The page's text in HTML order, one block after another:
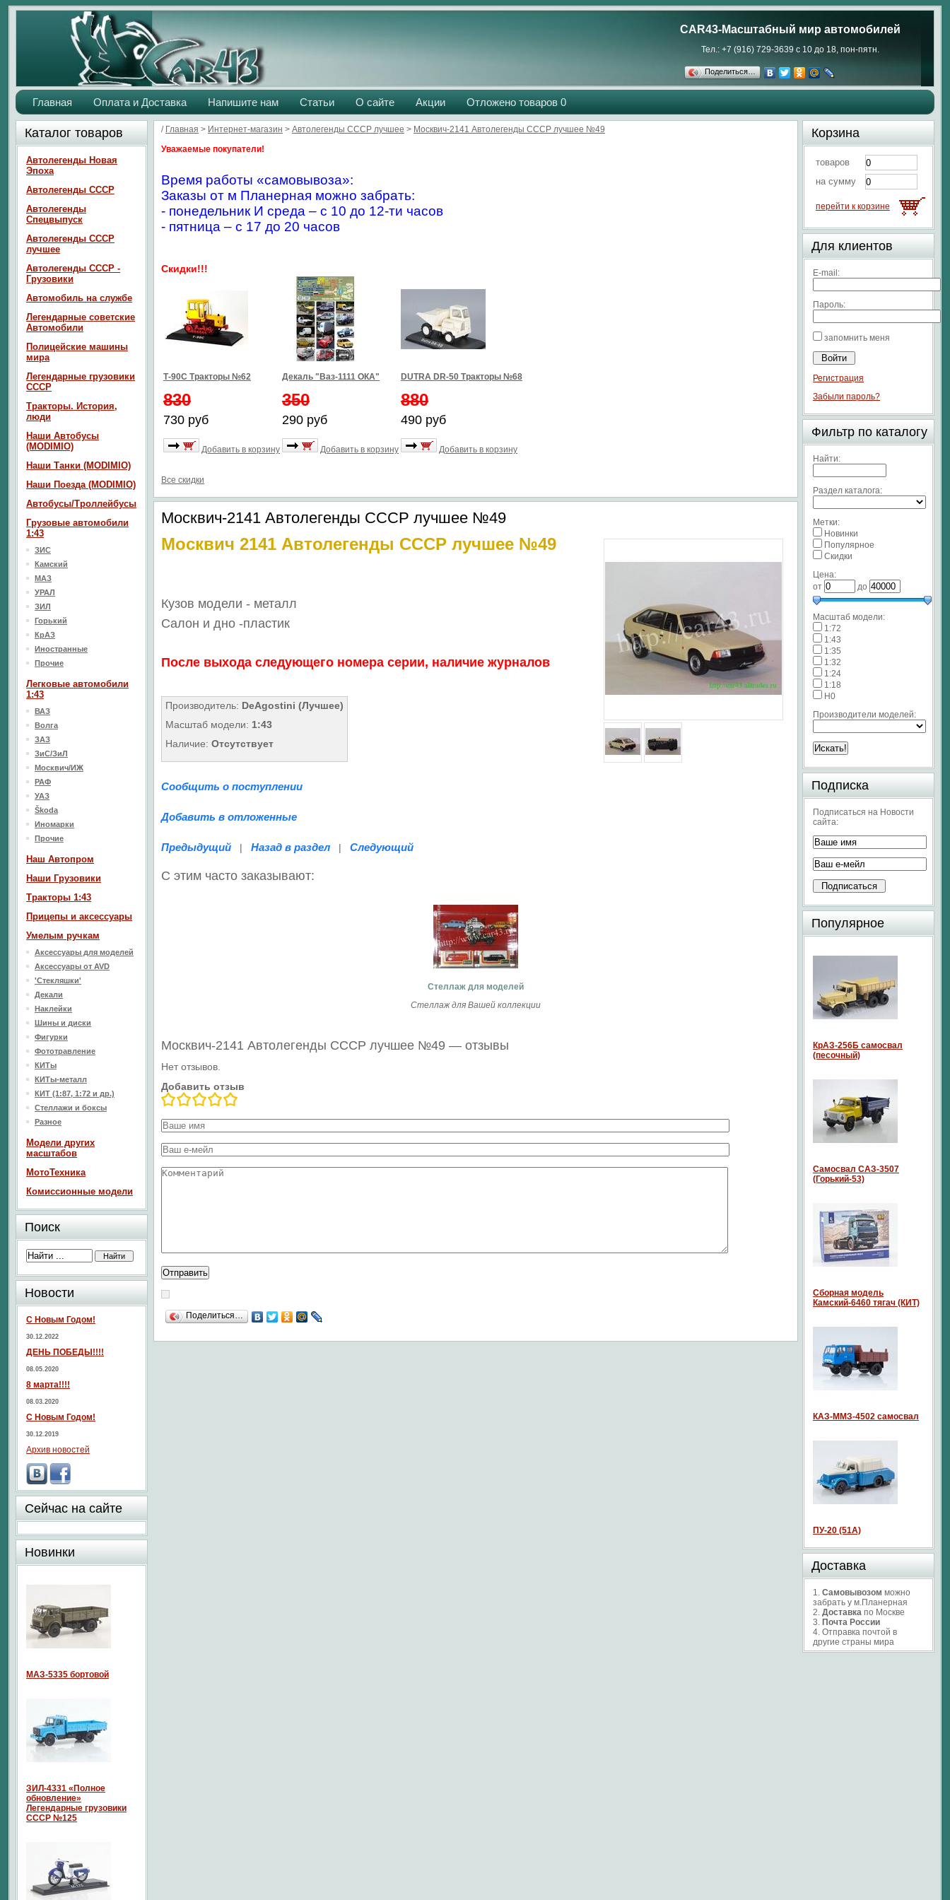
CAR43-Масштабный мир автомобилей
Тел.: +7 (916) 729-3639 с 10 до 18, пон-пятн.
Поделиться…
Главная Оплата и Доставка Напишите нам Статьи О сайте Акции Отложено товаров 0
/ Главная > Интернет-магазин > Автолегенды СССР лучшее > Москвич-2141 Автолегенды СССР лучшее №49
Уважаемые покупатели!
Время работы «самовывоза»:
Заказы от м Планерная можно забрать:
- понедельник И среда – с 10 до 12-ти часов
- пятница – с 17 до 20 часов
Скидки!!!
Т-90С Тракторы №62
830
730 руб
Добавить в корзину
Декаль "Ваз-1111 ОКА"
350
290 руб
Добавить в корзину
DUTRA DR-50 Тракторы №68
880
490 руб
Добавить в корзину
Все скидки
Москвич-2141 Автолегенды СССР лучшее №49
Москвич 2141 Автолегенды СССР лучшее №49
Кузов модели - металл
Салон и дно -пластик
После выхода следующего номера серии, наличие журналов
Производитель: DeAgostini (Лучшее)
Масштаб модели: 1:43
Наличие: Отсутствует
Сообщить о поступлении
Добавить в отложенные
Предыдущий | Назад в раздел | Следующий
С этим часто заказывают:
Стеллаж для моделей
Стеллаж для Вашей коллекции
Москвич-2141 Автолегенды СССР лучшее №49 — отзывы
Нет отзывов.
Добавить отзыв
Поделиться…
Каталог товаров
Автолегенды Новая
Эпоха
Автолегенды СССР
Автолегенды
Спецвыпуск
Автолегенды СССР
лучшее
Автолегенды СССР -
Грузовики
Автомобиль на службе
Легендарные советские
Автомобили
Полицейские машины
мира
Легендарные грузовики
СССР
Тракторы. История,
люди
Наши Автобусы
(MODIMIO)
Наши Танки (MODIMIO)
Наши Поезда (MODIMIO)
Автобусы/Троллейбусы
Грузовые автомобили
1:43
ЗИС
Камский
МАЗ
УРАЛ
ЗИЛ
Горький
КрАЗ
Иностранные
Прочие
Легковые автомобили
1:43
ВАЗ
Волга
ЗАЗ
ЗиС/ЗиЛ
Москвич/ИЖ
РАФ
УАЗ
Škoda
Иномарки
Прочие
Наш Aвтопром
Наши Грузовики
Тракторы 1:43
Прицепы и аксессуары
Умелым ручкам
Аксессуары для моделей
Аксессуары от AVD
'Стекляшки'
Декали
Наклейки
Шины и диски
Фигурки
Фототравление
КИТы
КИТы-металл
КИТ (1:87, 1:72 и др.)
Стеллажи и боксы
Разное
Модели других
масштабов
МотоТехника
Комиссионные модели
Поиск
Новости
С Новым Годом!
30.12.2022
ДЕНЬ ПОБЕДЫ!!!!
08.05.2020
8 марта!!!!
08.03.2020
С Новым Годом!
30.12.2019
Архив новостей
Сейчас на сайте
Новинки
МАЗ-5335 бортовой
ЗИЛ-4331 «Полное
обновление»
Легендарные грузовики
СССР №125
Корзина
товаров
на сумму
перейти к корзине
Для клиентов
E-mail:
Пароль:
запомнить меня
Регистрация
Забыли пароль?
Фильтр по каталогу
Найти:
Раздел каталога:
Метки:
Новинки
Популярное
Скидки
Цена:
от
до
Масштаб модели:
1:72
1:43
1:35
1:32
1:24
1:18
H0
Производители моделей:
Подписка
Подписаться на Новости
сайта:
Популярное
КрАЗ-256Б самосвал
(песочный)
Самосвал САЗ-3507
(Горький-53)
Сборная модель
Камский-6460 тягач (КИТ)
КАЗ-ММЗ-4502 самосвал
ПУ-20 (51А)
Доставка
1. Самовывозом можно
забрать у м.Планерная
2. Доставка по Москве
3. Почта России
4. Отправка почтой в
другие страны мира